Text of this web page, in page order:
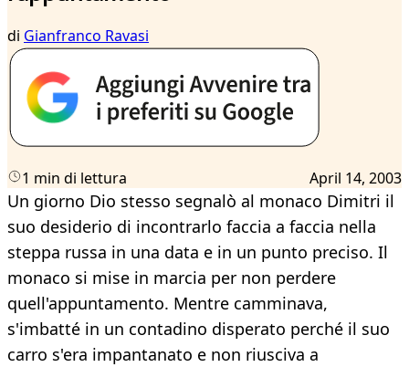
di Gianfranco Ravasi
1 min di lettura April 14, 2003
Un giorno Dio stesso segnalò al monaco Dimitri il
suo desiderio di incontrarlo faccia a faccia nella
steppa russa in una data e in un punto preciso. Il
monaco si mise in marcia per non perdere
quell'appuntamento. Mentre camminava,
s'imbatté in un contadino disperato perché il suo
carro s'era impantanato e non riusciva a